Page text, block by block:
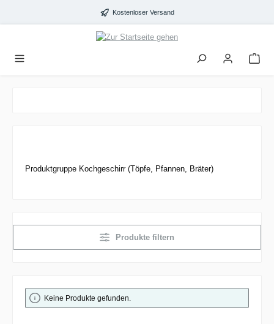
Kostenloser Versand
Produktgruppe Kochgeschirr (Töpfe, Pfannen, Bräter)
Produkte filtern
Keine Produkte gefunden.